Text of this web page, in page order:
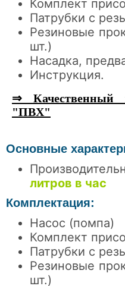
Комплект
Патрубки с
Резиновые
шт.)
Насадка,
Инструкция.
⇒ Качественный
"ПВХ"
Основные
литров в час
Комплектация:
Насос (помпа)
Комплект
Патрубки с
Резиновые
шт.)